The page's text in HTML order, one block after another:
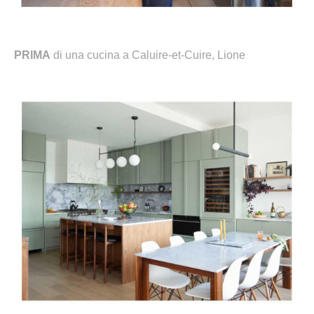
PRIMA di una cucina a Caluire-et-Cuire, Lione